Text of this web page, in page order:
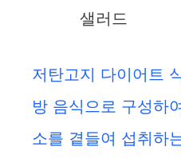
샐러드
저탄고지 다이어트
방 음식으로 구성하
소를 곁들여 섭취하